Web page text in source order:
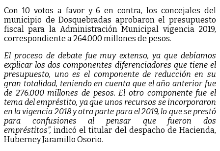
Con 10 votos a favor y 6 en contra, los concejales del
municipio de Dosquebradas aprobaron el presupuesto
fiscal para la Administración Municipal vigencia 2019,
correspondiente a 264.000 millones de pesos.
El proceso de debate fue muy extenso, ya que debíamos
explicar los dos componentes diferenciadores que tiene el
presupuesto, uno es el componente de reducción en su
gran totalidad, teniendo en cuenta que el año anterior fue
de 276.000 millones de pesos. El otro componente fue el
tema del empréstito, ya que unos recursos se incorporaron
en la vigencia 2018 y otra parte para el 2019, lo que se prestó
para confusiones al pensar que fueron dos
empréstitos”, indicó el titular del despacho de Hacienda,
Huberney Jaramillo Osorio.